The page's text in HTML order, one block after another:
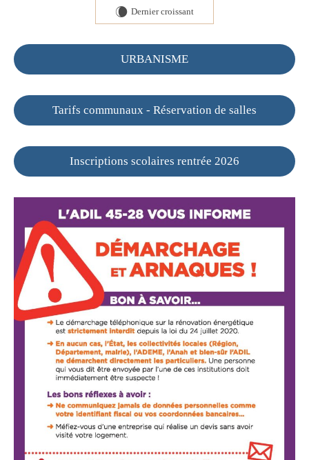
W Dernier croissant
URBANISME
Tarifs communaux - Réservation de salles
Inscriptions scolaires rentrée 2026